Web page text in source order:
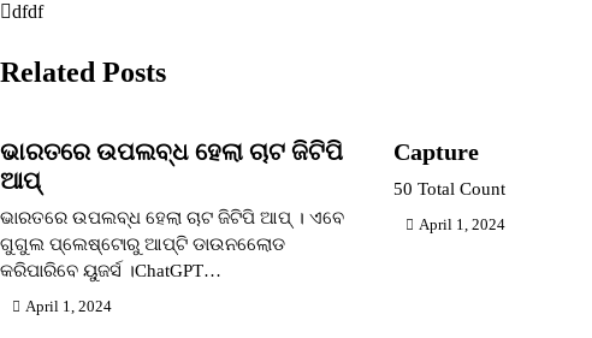
Post
navigation
dfdf
Related Posts
ଭାରତରେ ଉପଲବ୍ଧ ହେଲା ଚାଟ ଜିଟିପି
ଆପ୍
ଭାରତରେ ଉପଲବ୍ଧ ହେଲା ଚାଟ ଜିଟିପି ଆପ୍ । ଏବେ
ଗୁଗୁଲ ପ୍ଲେଷ୍ଟୋରୁ ଆପ୍‌ଟି ଡାଉନଲେୋଡ
କରିପାରିବେ ୟୁଜର୍ସ ।ChatGPT…
April 1, 2024
Capture
50 Total Count
April 1, 2024